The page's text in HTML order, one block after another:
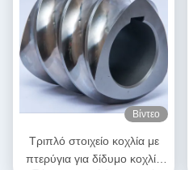
Βίντεο
Τριπλό στοιχείο κοχλία με
πτερύγια για δίδυμο κοχλία